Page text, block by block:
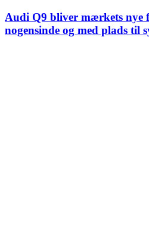
Audi Q9 bliver mærkets nye
nogensinde og med plads til